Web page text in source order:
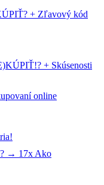
+ Zľavový kód
+ Skúsenosti
online
→ 17x Ako